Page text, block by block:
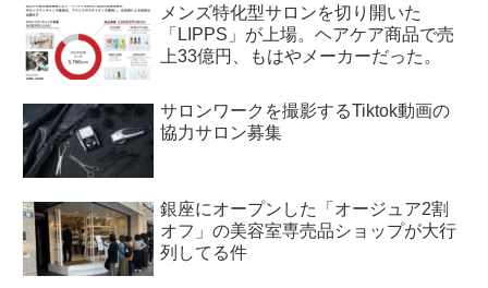
メンズ特化型サロンを切り開いた
「LIPPS」が上場。ヘアケア商品で売
上33億円、もはやメーカーだった。
サロンワークを撮影するTiktok動画の
協力サロン募集
銀座にオープンした「オージュア2割
オフ」の美容室専売品ショップが大行
列してる件